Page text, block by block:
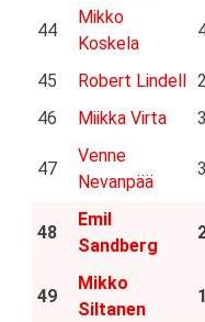
44
Mikko
Koskela
45 Robert Lindell
46
Miikka Virta
47
Venne
Nevanpää
48
Emil
Sandberg
49
Mikko
Siltanen